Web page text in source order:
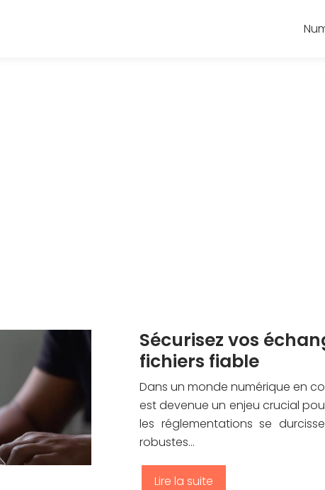
Sécurisez vos
fichiers fiable
Dans un monde numérique en
est devenue un enjeu crucial
les réglementations se
robustes…
Lire la suite